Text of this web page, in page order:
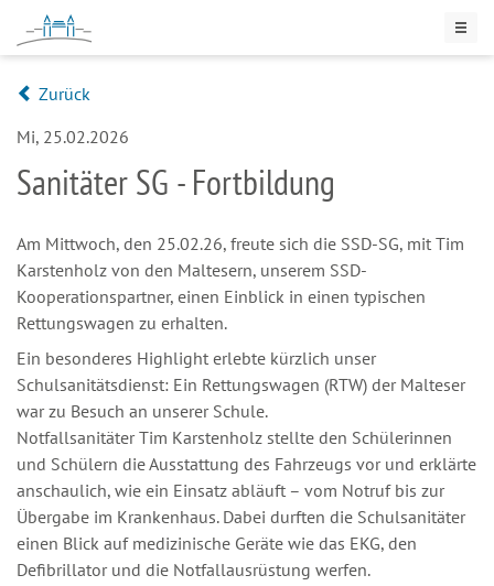
Zurück
Mi, 25.02.2026
Sanitäter SG - Fortbildung
Am Mittwoch, den 25.02.26, freute sich die SSD-SG, mit Tim
Karstenholz von den Maltesern, unserem SSD-
Kooperationspartner, einen Einblick in einen typischen
Rettungswagen zu erhalten.
Ein besonderes Highlight erlebte kürzlich unser
Schulsanitätsdienst: Ein Rettungswagen (RTW) der Malteser
war zu Besuch an unserer Schule.
Notfallsanitäter Tim Karstenholz stellte den Schülerinnen
und Schülern die Ausstattung des Fahrzeugs vor und erklärte
anschaulich, wie ein Einsatz abläuft – vom Notruf bis zur
Übergabe im Krankenhaus. Dabei durften die Schulsanitäter
einen Blick auf medizinische Geräte wie das EKG, den
Defibrillator und die Notfallausrüstung werfen.